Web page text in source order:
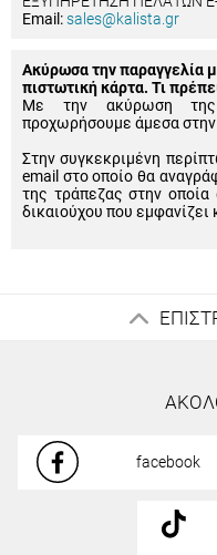
Email:sales@kalista.gr
Ακύρωσα την παραγγελία
πιστωτική κάρτα. Τι
Με την ακύρωση της
προχωρήσουμε άμεσα στην
Στην συγκεκριμένη
email στο οποίο θα
της τράπεζας στην
δικαιούχου που
facebook